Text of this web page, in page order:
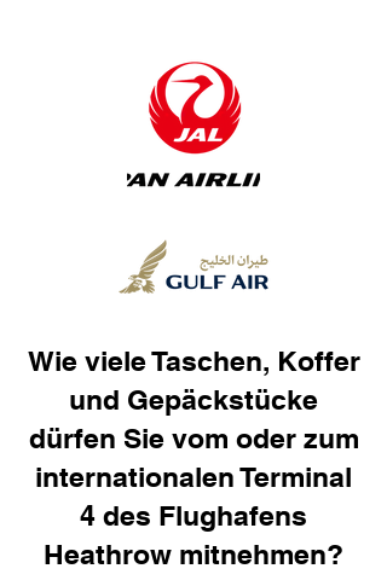
Wie viele Taschen, Koffer
und Gepäckstücke
dürfen Sie vom oder zum
internationalen Terminal
4 des Flughafens
Heathrow mitnehmen?